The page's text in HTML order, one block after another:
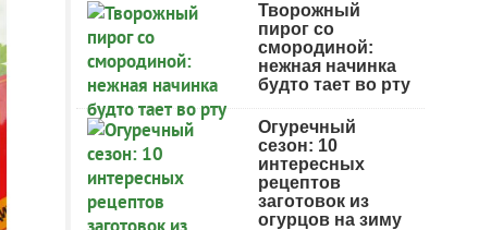
Творожный
пирог со
смородиной:
нежная начинка
будто тает во рту
Огуречный
сезон: 10
интересных
рецептов
заготовок из
огурцов на зиму